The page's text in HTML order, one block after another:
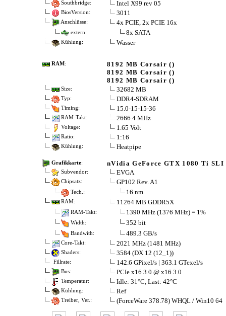
Southbridge: Intel X99 rev 05
BiosVersion: 3011
Anschlüsse: 4x PCIE, 2x PCIE 16x
extern: 8x SATA
Kühlung: Wasser
RAM:
8192 MB Corsair ()
8192 MB Corsair ()
8192 MB Corsair ()
Size: 32682 MB
Typ: DDR4-SDRAM
Timing: 15.0-15-15-36
RAM-Takt: 2666.4 MHz
Voltage: 1.65 Volt
Ratio: 1:16
Kühlung: Heatpipe
Grafikkarte: nVidia GeForce GTX 1080 Ti SLI
Subvendor: EVGA
Chipsatz: GP102 Rev. A1
Tech.: 16 nm
RAM: 11264 MB GDDR5X
RAM-Takt: 1390 MHz (1376 MHz) = 1%
Width: 352 bit
Bandwith: 489.3 GB/s
Core-Takt: 2021 MHz (1481 MHz)
Shaders: 3584 (DX 12 (12_1))
Fillrate: 142.6 GPixel/s | 363.1 GTexel/s
Bus: PCIe x16 3.0 @ x16 3.0
Temperatur: Idle: 31°C, Last: 42°C
Kühlung: Ref
Treiber, Ver.: (ForceWare 378.78) WHQL / Win10 64